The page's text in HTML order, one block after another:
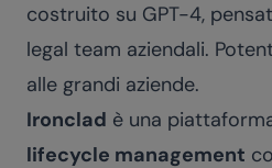
costruito su GPT-4,
legal team aziendali.
alle grandi aziende.
Ironclad è una
lifecycle management